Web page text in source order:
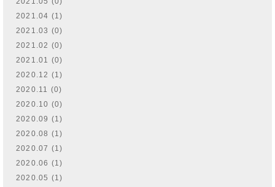
2021.04 (1)
2021.03 (0)
2021.02 (0)
2021.01 (0)
2020.12 (1)
2020.11 (0)
2020.10 (0)
2020.09 (1)
2020.08 (1)
2020.07 (1)
2020.06 (1)
2020.05 (1)